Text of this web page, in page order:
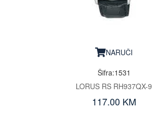
NARUČI
Šifra:1531
LORUS RS RH937QX-9
117.00 KM